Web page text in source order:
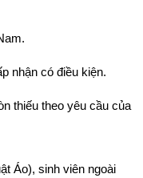
nhận có điều kiện.
thiếu theo yêu cầu của
Áo), sinh viên ngoài